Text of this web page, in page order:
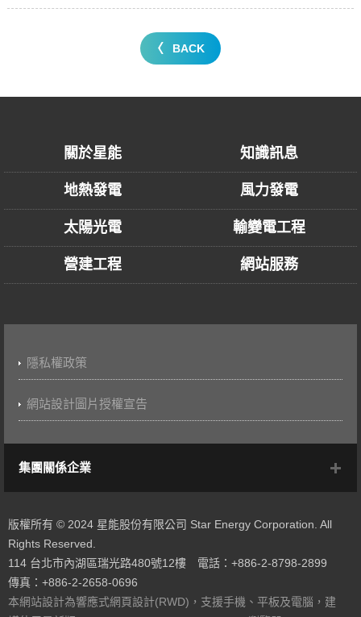
BACK
關於星能 知識訊息
地熱發電 風力發電
太陽光電 輸變電工程
營建工程 網站服務
隱私權政策
網站設計圖片授權宣告
集團關係企業
版權所有 © 2024 星能股份有限公司 Star Energy Corporation. All
Rights Reserved.
114 台北市內湖區瑞光路480號12樓 電話：+886-2-8798-2899
傳真：+886-2-2658-0696
本網站設計為響應式網頁設計(RWD)，支援手機、平板及電腦，建